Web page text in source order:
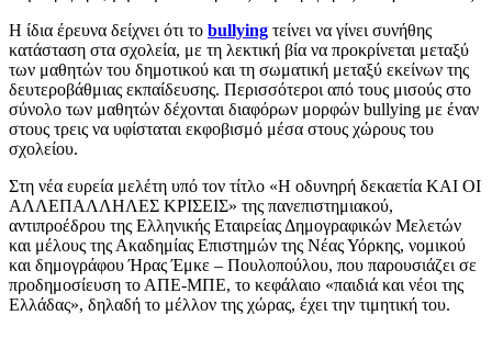
Η ίδια έρευνα δείχνει ότι το bullying τείνει να γίνει συνήθης
κατάσταση στα σχολεία, με τη λεκτική βία να προκρίνεται μεταξύ
των μαθητών του δημοτικού και τη σωματική μεταξύ εκείνων της
δευτεροβάθμιας εκπαίδευσης. Περισσότεροι από τους μισούς στο
σύνολο των μαθητών δέχονται διαφόρων μορφών bullying με έναν
στους τρεις να υφίσταται εκφοβισμό μέσα στους χώρους του
σχολείου.
Στη νέα ευρεία μελέτη υπό τον τίτλο «Η οδυνηρή δεκαετία ΚΑΙ ΟΙ
ΑΛΛΕΠΑΛΛΗΛΕΣ ΚΡΙΣΕΙΣ» της πανεπιστημιακού,
αντιπροέδρου της Ελληνικής Εταιρείας Δημογραφικών Μελετών
και μέλους της Ακαδημίας Επιστημών της Νέας Υόρκης, νομικού
και δημογράφου Ήρας Έμκε – Πουλοπούλου, που παρουσιάζει σε
προδημοσίευση το ΑΠΕ-ΜΠΕ, το κεφάλαιο «παιδιά και νέοι της
Ελλάδας», δηλαδή το μέλλον της χώρας, έχει την τιμητική του.